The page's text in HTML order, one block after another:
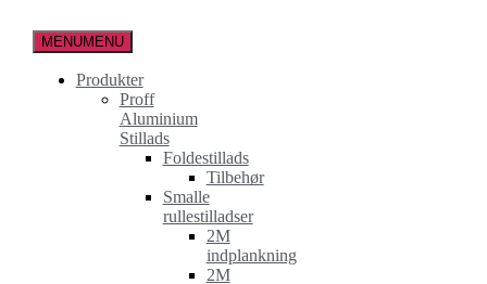
indholdet
MENUMENU
Produkter
Proff
Aluminium
Stillads
Foldestillads
Tilbehør
Smalle
rullestilladser
2M
indplankning
2M